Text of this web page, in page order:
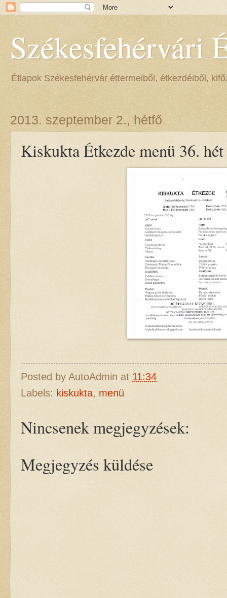
Székesfehérvári
Étlapok Székesfehérvár éttermeiből, étkezdéiből,
2013. szeptember 2., hétfő
Kiskukta Étkezde menü 36. hét
Posted by AutoAdmin at 11:34
Labels: kiskukta, menü
Nincsenek megjegyzések:
Megjegyzés küldése